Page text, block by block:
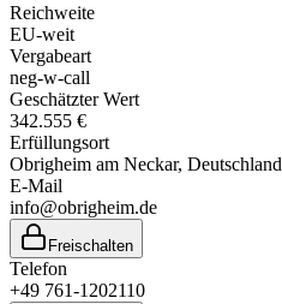
Reichweite
EU-weit
Vergabeart
neg-w-call
Geschätzter Wert
342.555 €
Erfüllungsort
Obrigheim am Neckar, Deutschland
E-Mail
info@obrigheim.de
Freischalten
Telefon
+49 761-1202110